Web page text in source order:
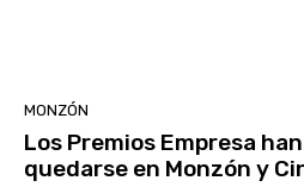
MONZÓN
Los Premios Empresa
quedarse en Monzón y